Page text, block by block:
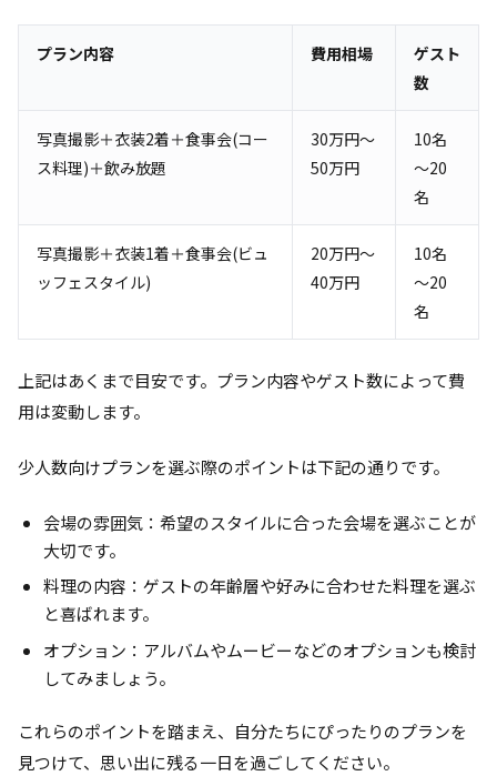
プラン内容 費用相場
ゲスト
数
写真撮影＋衣装2着＋食事会(コー
ス料理)＋飲み放題
30万円～
50万円
10名
～20
名
写真撮影＋衣装1着＋食事会(ビュ
ッフェスタイル)
20万円～
40万円
10名
～20
名
上記はあくまで目安です。プラン内容やゲスト数によって費
用は変動します。
少人数向けプランを選ぶ際のポイントは下記の通りです。
会場の雰囲気：希望のスタイルに合った会場を選ぶことが
大切です。
料理の内容：ゲストの年齢層や好みに合わせた料理を選ぶ
と喜ばれます。
オプション：アルバムやムービーなどのオプションも検討
してみましょう。
これらのポイントを踏まえ、自分たちにぴったりのプランを
見つけて、思い出に残る一日を過ごしてください。